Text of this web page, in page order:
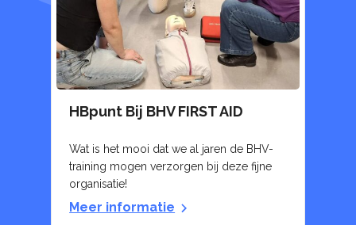
HBpunt Bij BHV FIRST AID
Wat is het mooi dat we al jaren de BHV-
training mogen verzorgen bij deze fijne
organisatie!
Meer informatie